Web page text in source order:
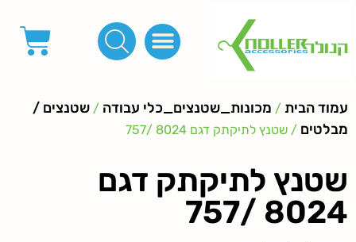
עמוד הבית / מכונות_שטנצים_כלי עבודה / שטנצים /
מבלטים / שטנץ לתיקתק דגם 8024 /757
שטנץ לתיקתק דגם
8024 /757